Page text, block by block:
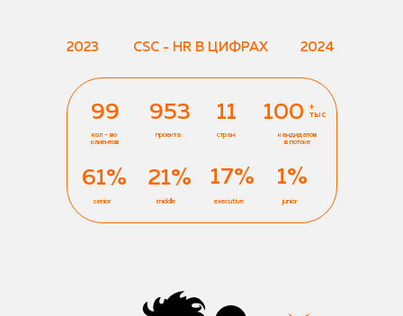
99 953 11
61% 21% 17% 1%
проекта стран
senior middle executive junior
100 тыс
+
CSC - HR В ЦИФРАХ
2023 2024
кол - во
клиентов
кандидатов
в потоке